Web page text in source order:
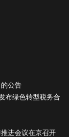
公告
布绿色转型税务合
进会议在京召开